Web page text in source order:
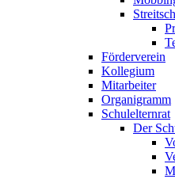
Förderverein
Kollegium
Mitarbeiter
Organigramm
Schulelternrat
Der